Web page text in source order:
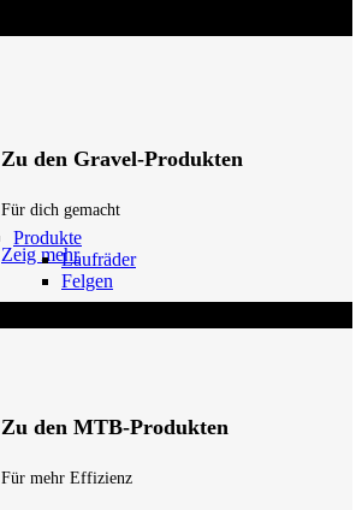
Zu den Gravel-Produkten
Für dich gemacht
Zeig mehr
Produkte
Laufräder
Felgen
Zu den MTB-Produkten
Für mehr Effizienz